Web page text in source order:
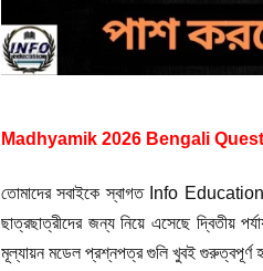
Madhyamik 2026 Bengali
তোমাদের সবাইকে স্বাগত Info
ছাত্রছাত্রীদের জন্য নিয়ে এসেছে দ্বিতীয়
মূল্যায়ন মডেল প্রশ্নপত্র গুলি খুবই গুরুত্বপূর্ণ